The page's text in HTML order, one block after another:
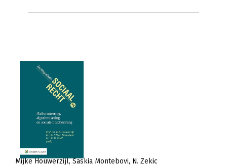
Mijke Houwerzijl Saskia Montebovi N. Zekic